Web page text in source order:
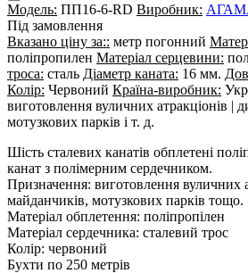
Модель: ПП16-6-RD Виробник:
Під замовлення
Вказано ціну за:: метр погонний
поліпропилен Матеріал серцевини:
троса: сталь Діаметр каната: 16 мм.
Колір: Червоний Країна-виробник:
виготовлення вуличних атракціонів |
мотузкових парків і т. д.
Шість сталевих канатів обплетені
канат з полімерним сердечником.
Призначення: виготовлення вуличних
майданчиків, мотузкових парків тощо.
Матеріал обплетення: поліпропілен
Матеріал сердечника: сталевий трос
Колір: червоний
Бухти по 250 метрів